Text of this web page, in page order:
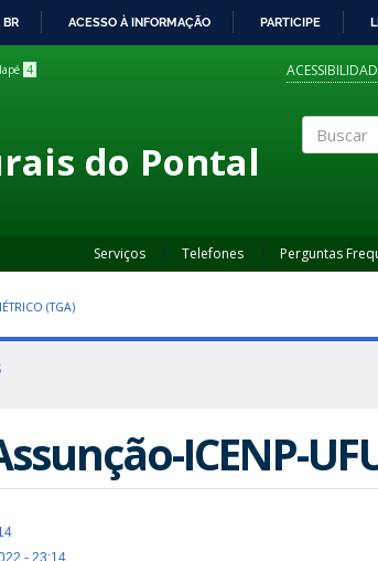
ACESSO À INFORMAÇÃO PARTICIPE
4
do Pontal
Serviços Telefones Perguntas
(TGA)
ICENP-
- 23:14